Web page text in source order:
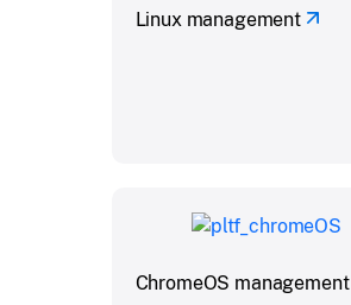
Linux management
ChromeOS management